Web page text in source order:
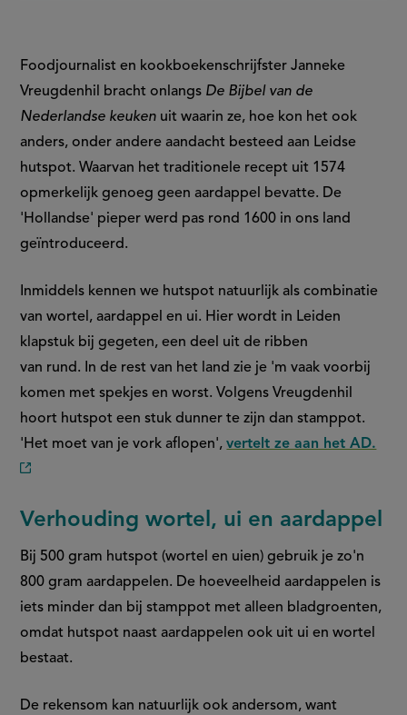
Foodjournalist en kookboekenschrijfster Janneke
Vreugdenhil bracht onlangs De Bijbel van de
Nederlandse keuken uit waarin ze, hoe kon het ook
anders, onder andere aandacht besteed aan Leidse
hutspot. Waarvan het traditionele recept uit 1574
opmerkelijk genoeg geen aardappel bevatte. De
'Hollandse' pieper werd pas rond 1600 in ons land
geïntroduceerd.
Inmiddels kennen we hutspot natuurlijk als combinatie
van wortel, aardappel en ui. Hier wordt in Leiden
klapstuk bij gegeten, een deel uit de ribben
van rund. In de rest van het land zie je 'm vaak voorbij
komen met spekjes en worst. Volgens Vreugdenhil
hoort hutspot een stuk dunner te zijn dan stamppot.
'Het moet van je vork aflopen',vertelt ze aan het AD.
(externe
Verhouding wortel, ui en aardappel
Bij 500 gram hutspot (wortel en uien) gebruik je zo'n
800 gram aardappelen. De hoeveelheid aardappelen is
iets minder dan bij stamppot met alleen bladgroenten,
omdat hutspot naast aardappelen ook uit ui en wortel
bestaat.
De rekensom kan natuurlijk ook andersom, want